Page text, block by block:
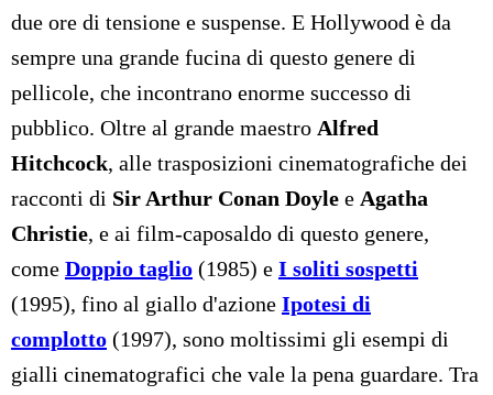
due ore di tensione e suspense. E Hollywood è da
sempre una grande fucina di questo genere di
pellicole, che incontrano enorme successo di
pubblico. Oltre al grande maestro Alfred
Hitchcock, alle trasposizioni cinematografiche dei
racconti di Sir Arthur Conan Doyle e Agatha
Christie, e ai film-caposaldo di questo genere,
come Doppio taglio (1985) e I soliti sospetti
(1995), fino al giallo d'azione Ipotesi di
complotto (1997), sono moltissimi gli esempi di
gialli cinematografici che vale la pena guardare. Tra